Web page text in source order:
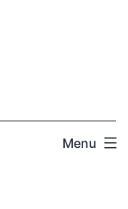
Menu